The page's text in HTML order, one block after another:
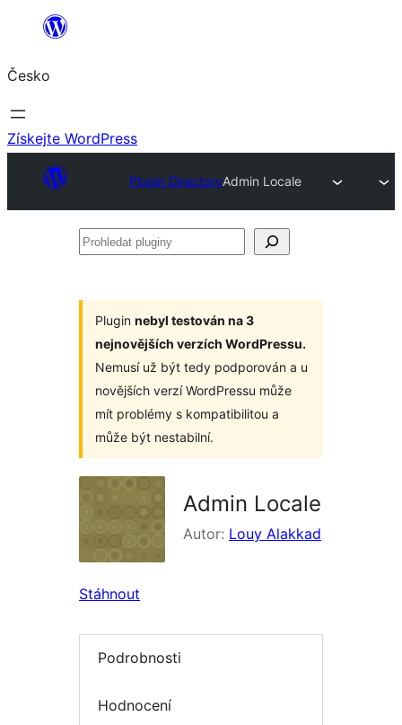
Přeskočit
obsah
Česko
Získejte WordPress
Plugin DirectoryAdmin Locale
Prohledat
Plugin nebyl testován na 3
nejnovějších verzích WordPressu.
Nemusí už být tedy podporován a u
novějších verzí WordPressu může
mít problémy s kompatibilitou a
může být nestabilní.
Admin Locale
Autor: Louy Alakkad
Stáhnout
Podrobnosti
Hodnocení